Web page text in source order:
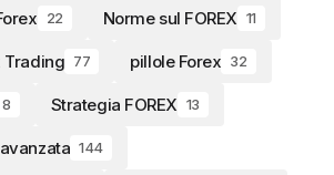
22 Norme sul FOREX 11
Trading 77 pillole Forex 32
8 Strategia FOREX 13
144